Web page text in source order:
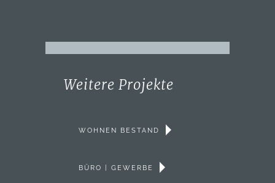
Weitere Projekte
WOHNEN BESTAND
BÜRO | GEWERBE